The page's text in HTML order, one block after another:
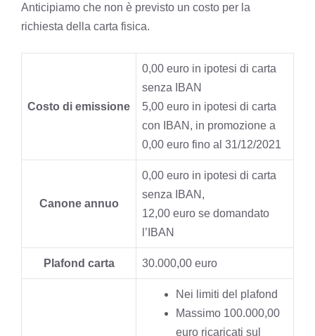
Anticipiamo che non è previsto un costo per la
richiesta della carta fisica.
Costo di emissione
0,00 euro in ipotesi di carta
senza IBAN
5,00 euro in ipotesi di carta
con IBAN, in promozione a
0,00 euro fino al 31/12/2021
Canone annuo
0,00 euro in ipotesi di carta
senza IBAN,
12,00 euro se domandato
l’IBAN
Plafond carta 30.000,00 euro
Nei limiti del plafond
Massimo 100.000,00
euro ricaricati sul